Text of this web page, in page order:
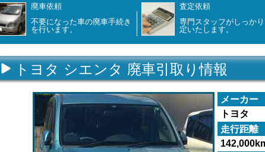
廃車依頼
不要になった車の廃車手続き
を行います。
査定依頼
専門スタッフがしっか
定いたします。
トヨタ シエンタ 廃車引取り情報
メーカー
トヨタ
走行距離